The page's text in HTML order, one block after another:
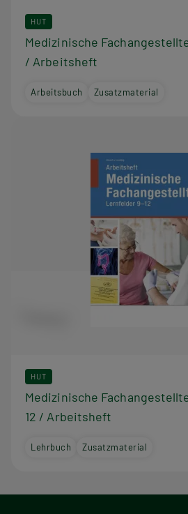
HUT
Medizinische
/ Arbeitsheft
Arbeitsbuch Zusatzmaterial
HUT
Medizinische
12 / Arbeitsheft
Lehrbuch Zusatzmaterial